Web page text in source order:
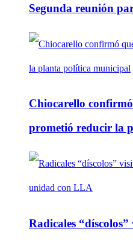
Segunda reunión
Chiocarello
prometió reducir la
Radicales